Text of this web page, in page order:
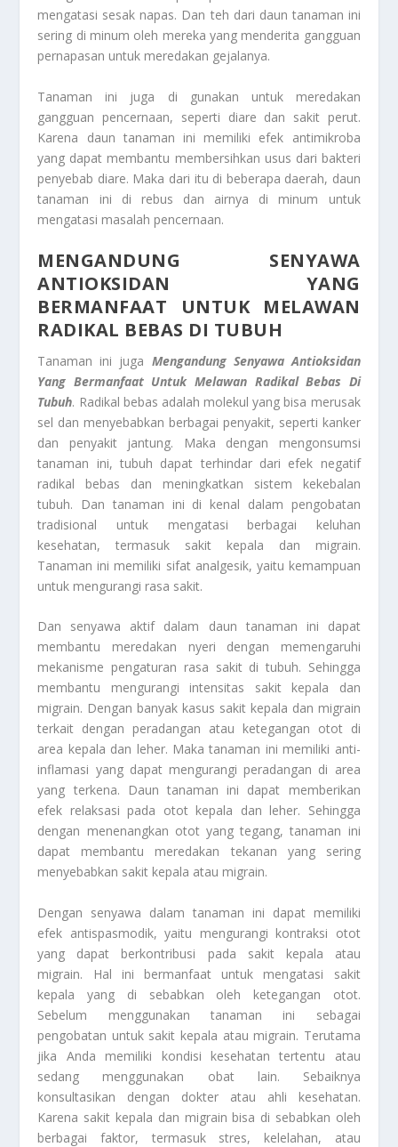
mengatasi sesak napas. Dan teh dari daun tanaman ini
sering di minum oleh mereka yang menderita gangguan
pernapasan untuk meredakan gejalanya.
Tanaman ini juga di gunakan untuk meredakan
gangguan pencernaan, seperti diare dan sakit perut.
Karena daun tanaman ini memiliki efek antimikroba
yang dapat membantu membersihkan usus dari bakteri
penyebab diare. Maka dari itu di beberapa daerah, daun
tanaman ini di rebus dan airnya di minum untuk
mengatasi masalah pencernaan.
MENGANDUNG SENYAWA
ANTIOKSIDAN
YANG
BERMANFAAT UNTUK MELAWAN
RADIKAL BEBAS DI TUBUH
Tanaman ini juga Mengandung Senyawa Antioksidan
Yang Bermanfaat Untuk Melawan Radikal Bebas Di
Tubuh. Radikal bebas adalah molekul yang bisa merusak
sel dan menyebabkan berbagai penyakit, seperti kanker
dan penyakit jantung. Maka dengan mengonsumsi
tanaman ini, tubuh dapat terhindar dari efek negatif
radikal bebas dan meningkatkan sistem kekebalan
tubuh. Dan tanaman ini di kenal dalam pengobatan
tradisional untuk mengatasi berbagai keluhan
kesehatan, termasuk sakit kepala dan migrain.
Tanaman ini memiliki sifat analgesik, yaitu kemampuan
untuk mengurangi rasa sakit.
Dan senyawa aktif dalam daun tanaman ini dapat
membantu meredakan nyeri dengan memengaruhi
mekanisme pengaturan rasa sakit di tubuh. Sehingga
membantu mengurangi intensitas sakit kepala dan
migrain. Dengan banyak kasus sakit kepala dan migrain
terkait dengan peradangan atau ketegangan otot di
area kepala dan leher. Maka tanaman ini memiliki anti-
inflamasi yang dapat mengurangi peradangan di area
yang terkena. Daun tanaman ini dapat memberikan
efek relaksasi pada otot kepala dan leher. Sehingga
dengan menenangkan otot yang tegang, tanaman ini
dapat membantu meredakan tekanan yang sering
menyebabkan sakit kepala atau migrain.
Dengan senyawa dalam tanaman ini dapat memiliki
efek antispasmodik, yaitu mengurangi kontraksi otot
yang dapat berkontribusi pada sakit kepala atau
migrain. Hal ini bermanfaat untuk mengatasi sakit
kepala yang di sebabkan oleh ketegangan otot.
Sebelum menggunakan tanaman ini sebagai
pengobatan untuk sakit kepala atau migrain. Terutama
jika Anda memiliki kondisi kesehatan tertentu atau
sedang menggunakan obat lain. Sebaiknya
konsultasikan dengan dokter atau ahli kesehatan.
Karena sakit kepala dan migrain bisa di sebabkan oleh
berbagai faktor, termasuk stres, kelelahan, atau